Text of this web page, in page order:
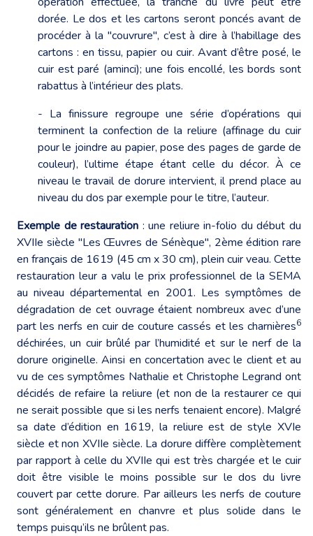
dorée. Le dos et les cartons seront poncés avant de
procéder à la "couvrure", c’est à dire à l’habillage des
cartons : en tissu, papier ou cuir. Avant d’être posé, le
cuir est paré (aminci); une fois encollé, les bords sont
rabattus à l’intérieur des plats.
- La finissure regroupe une série d’opérations qui
terminent la confection de la reliure (affinage du cuir
pour le joindre au papier, pose des pages de garde de
couleur), l’ultime étape étant celle du décor. À ce
niveau le travail de dorure intervient, il prend place au
niveau du dos par exemple pour le titre, l’auteur.
Exemple de restauration : une reliure in-folio du début du
XVIIe siècle "Les Œuvres de Sénèque", 2ème édition rare
en français de 1619 (45 cm x 30 cm), plein cuir veau. Cette
restauration leur a valu le prix professionnel de la SEMA
au niveau départemental en 2001. Les symptômes de
dégradation de cet ouvrage étaient nombreux avec d’une
part les nerfs en cuir de couture cassés et les charnières6
déchirées, un cuir brûlé par l’humidité et sur le nerf de la
dorure originelle. Ainsi en concertation avec le client et au
vu de ces symptômes Nathalie et Christophe Legrand ont
décidés de refaire la reliure (et non de la restaurer ce qui
ne serait possible que si les nerfs tenaient encore). Malgré
sa date d’édition en 1619, la reliure est de style XVIe
siècle et non XVIIe siècle. La dorure diffère complètement
par rapport à celle du XVIIe qui est très chargée et le cuir
doit être visible le moins possible sur le dos du livre
couvert par cette dorure. Par ailleurs les nerfs de couture
sont généralement en chanvre et plus solide dans le
temps puisqu’ils ne brûlent pas.